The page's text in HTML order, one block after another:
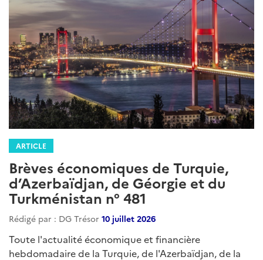
ARTICLE
Brèves économiques de Turquie,
d’Azerbaïdjan, de Géorgie et du
Turkménistan n° 481
Rédigé par : DG Trésor 10 juillet 2026
Toute l'actualité économique et financière
hebdomadaire de la Turquie, de l'Azerbaïdjan, de la